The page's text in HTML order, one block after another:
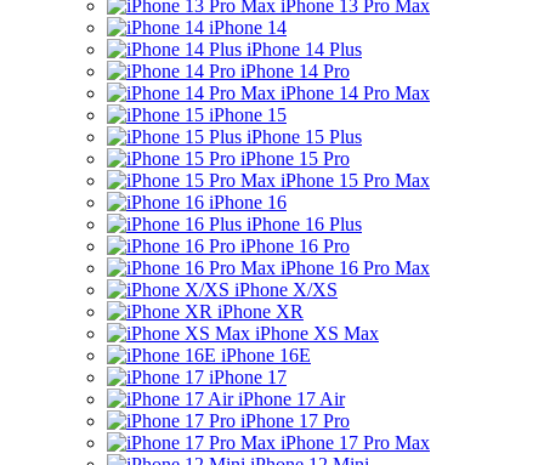
iPhone 13 Pro Max
iPhone 14
iPhone 14 Plus
iPhone 14 Pro
iPhone 14 Pro Max
iPhone 15
iPhone 15 Plus
iPhone 15 Pro
iPhone 15 Pro Max
iPhone 16
iPhone 16 Plus
iPhone 16 Pro
iPhone 16 Pro Max
iPhone X/XS
iPhone XR
iPhone XS Max
iPhone 16E
iPhone 17
iPhone 17 Air
iPhone 17 Pro
iPhone 17 Pro Max